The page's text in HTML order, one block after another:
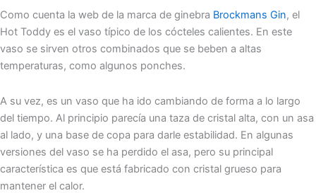
Como cuenta la web de la marca de ginebra Brockmans Gin, el
Hot Toddy es el vaso típico de los cócteles calientes. En este
vaso se sirven otros combinados que se beben a altas
temperaturas, como algunos ponches.
A su vez, es un vaso que ha ido cambiando de forma a lo largo
del tiempo. Al principio parecía una taza de cristal alta, con un asa
al lado, y una base de copa para darle estabilidad. En algunas
versiones del vaso se ha perdido el asa, pero su principal
característica es que está fabricado con cristal grueso para
mantener el calor.